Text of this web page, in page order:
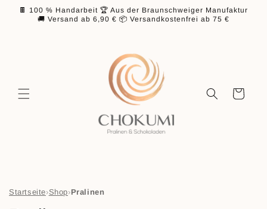
zum
Inhalt
🍫 100 % Handarbeit 🏆 Aus der Braunschweiger Manufaktur
🚚 Versand ab 6,90 € 📦 Versandkostenfrei ab 75 €
Warenkorb
Startseite›Shop›Pralinen